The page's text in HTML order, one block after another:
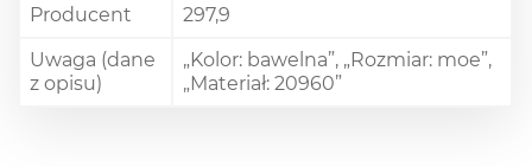
Producent
297,9
Uwaga (dane
z opisu)
„Kolor: bawelna”, „Rozmiar: moe”,
„Materiał: 20960”